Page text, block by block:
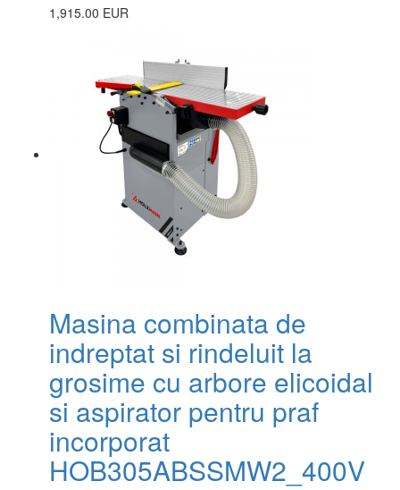
1,915.00 EUR
Masina combinata de
indreptat si rindeluit la
grosime cu arbore elicoidal
si aspirator pentru praf
incorporat
HOB305ABSSMW2_400V